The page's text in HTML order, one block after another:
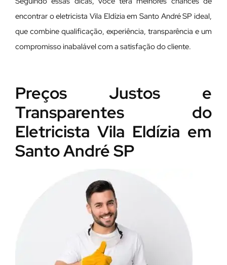
encontrar o eletricista Vila Eldízia em Santo André SP ideal,
que combine qualificação, experiência, transparência e um
compromisso inabalável com a satisfação do cliente.
Preços Justos e
Transparentes do
Eletricista Vila Eldízia em
Santo André SP